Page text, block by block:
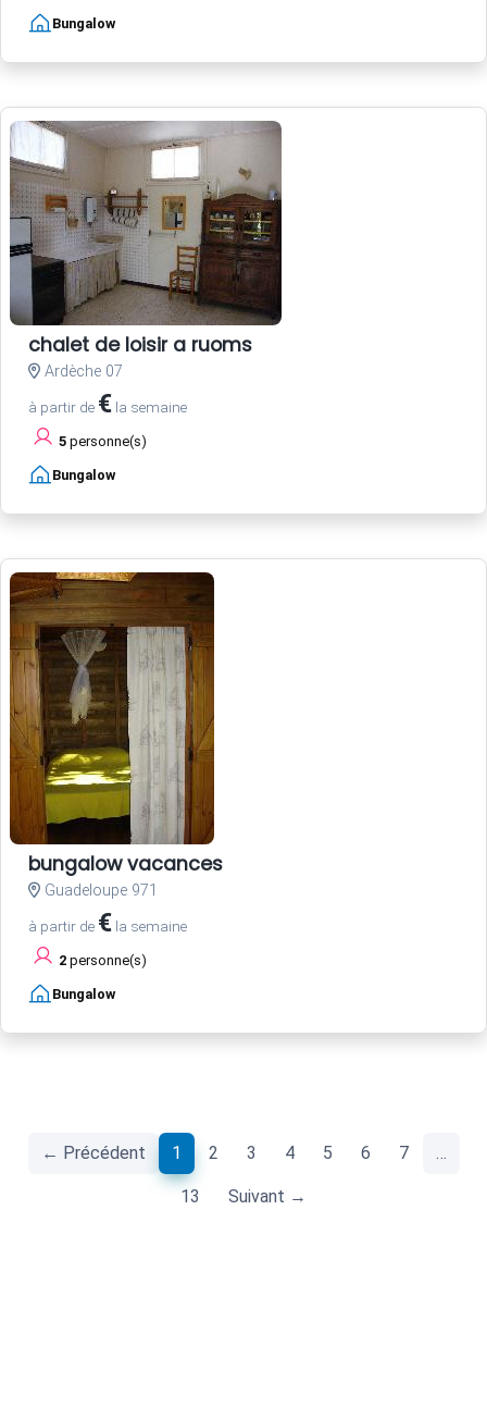
Bungalow
chalet de loisir a ruoms
Ardèche 07
à partir de € la semaine
5 personne(s)
Bungalow
bungalow vacances
Guadeloupe 971
à partir de € la semaine
2 personne(s)
Bungalow
← Précédent 1 (current)
2 3 4 5 6 7 …
13 Suivant →